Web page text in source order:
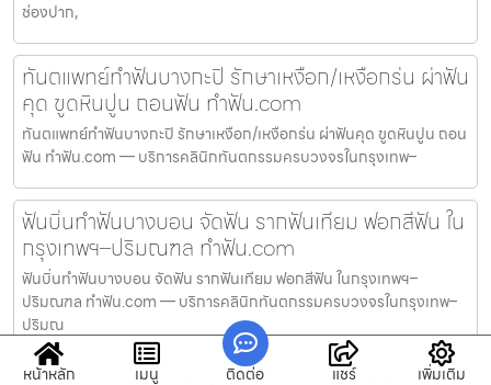
ช่องปาก,
ทันตแพทย์ทำฟันบางกะปิ รักษาเหงือก/เหงือกร่น ผ่าฟัน
คุด ขูดหินปูน ถอนฟัน ทำฟัน.com
ทันตแพทย์ทำฟันบางกะปิ รักษาเหงือก/เหงือกร่น ผ่าฟันคุด ขูดหินปูน ถอน
ฟัน ทำฟัน.com — บริการคลินิกทันตกรรมครบวงจรในกรุงเทพ–
ฟันบิ่นทำฟันบางบอน จัดฟัน รากฟันเทียม ฟอกสีฟัน ใน
กรุงเทพฯ–ปริมณฑล ทำฟัน.com
ฟันบิ่นทำฟันบางบอน จัดฟัน รากฟันเทียม ฟอกสีฟัน ในกรุงเทพฯ–
ปริมณฑล ทำฟัน.com — บริการคลินิกทันตกรรมครบวงจรในกรุงเทพ–
ปริมณ
หน้าหลัก เมนู ติดต่อ แชร์ เพิ่มเติม